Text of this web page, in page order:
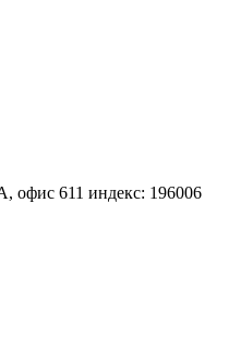
офис 611 индекс: 196006